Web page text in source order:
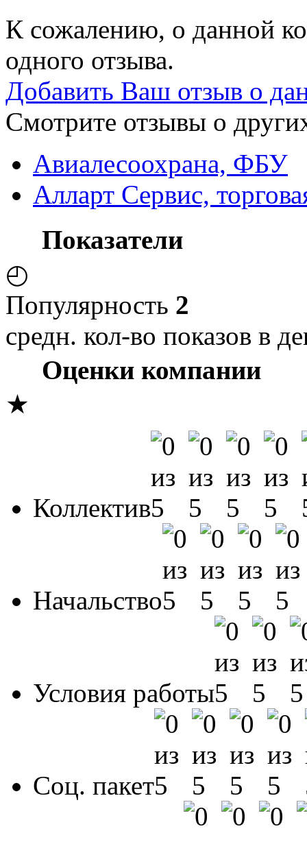
К сожалению, о данной
одного отзыва.
Добавить Ваш отзыв о
Смотрите отзывы о
Авиалесоохрана, ФБУ
Алларт Сервис,
Показатели
◴
Популярность 2
средн. кол-во показов в
Оценки компании
★
Коллектив
Начальство
Условия работы
Соц. пакет